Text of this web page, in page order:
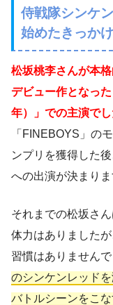
侍戦隊シンケ
始めたきっかけ
松坂桃李さんが本
デビュー作となっ
年）」での主演でし
「FINEBOYS」の
ンプリを獲得した
への出演が決まりま
それまでの松坂さ
体力はありました
習慣はありませんで
のシンケンレッド
バトルシーンをこ